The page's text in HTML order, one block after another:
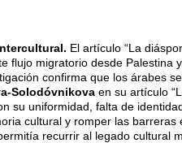
El artículo “La
flujo migratorio desde
confirma que los árabes
Solodóvnikova en su artículo
su uniformidad, falta de
cultural y romper las
recurrir al legado